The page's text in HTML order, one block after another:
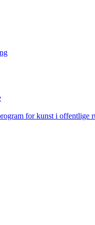
for kunst i offentlige